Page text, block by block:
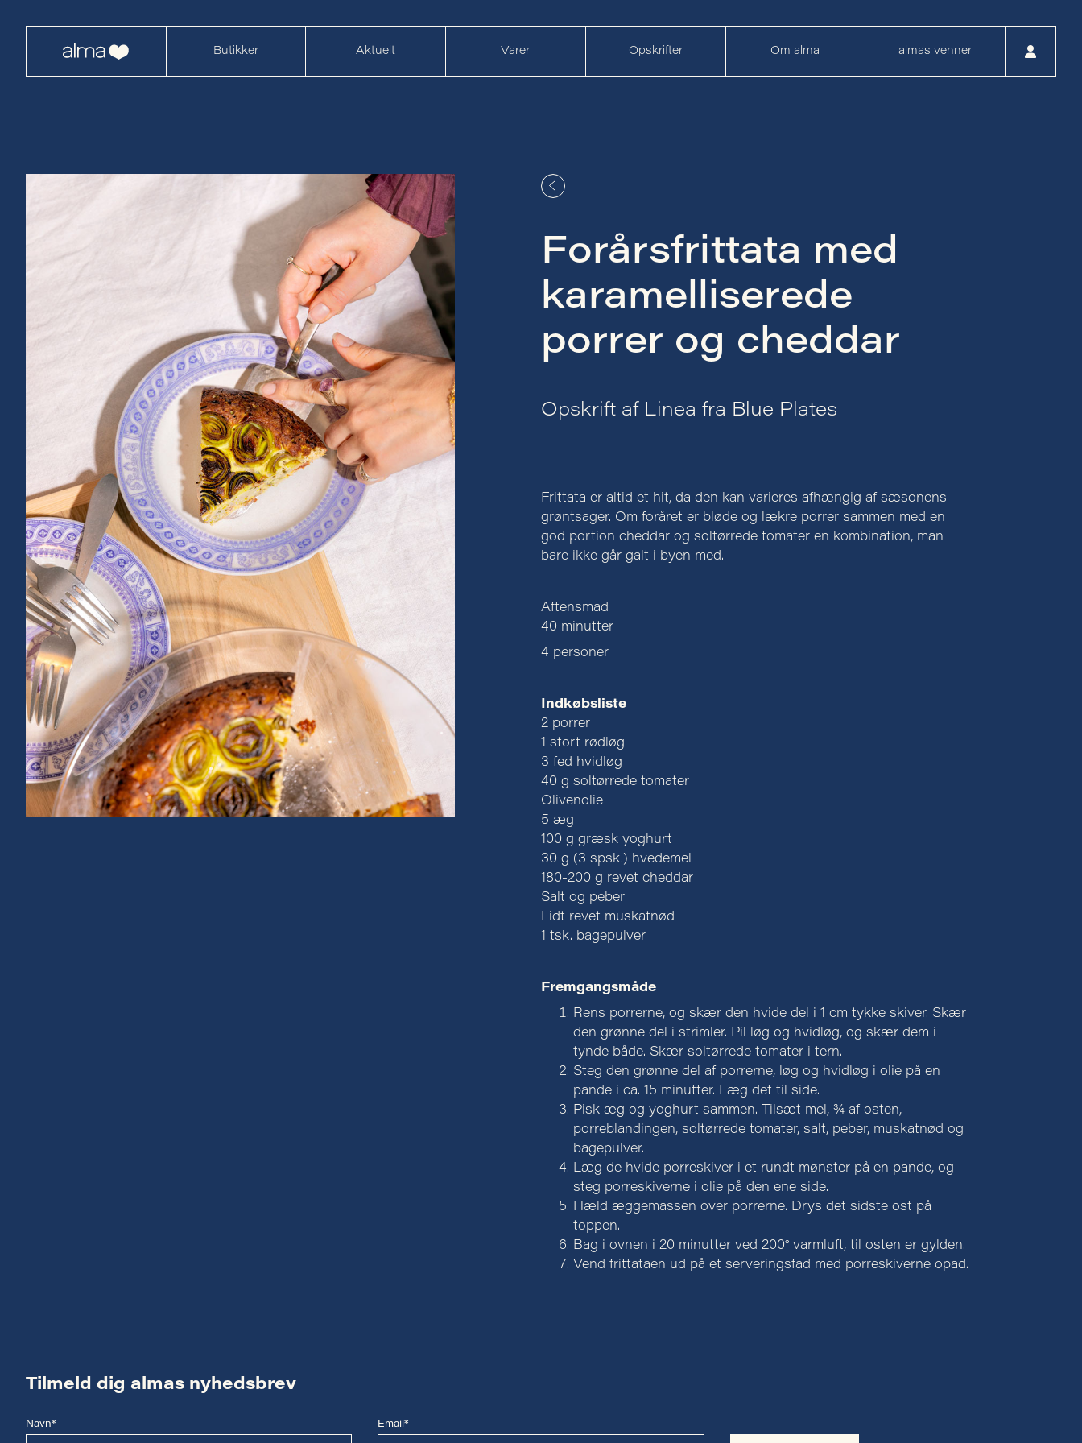
Butikker Aktuelt Varer Opskrifter Om alma almas venner
Forårsfrittata med
karamelliserede
porrer og cheddar
Opskrift af Linea fra Blue Plates
Frittata er altid et hit, da den kan varieres afhængig af sæsonens
grøntsager. Om foråret er bløde og lækre porrer sammen med en
god portion cheddar og soltørrede tomater en kombination, man
bare ikke går galt i byen med.
Aftensmad
40 minutter
4 personer
Indkøbsliste
2 porrer
1 stort rødløg
3 fed hvidløg
40 g soltørrede tomater
Olivenolie
5 æg
100 g græsk yoghurt
30 g (3 spsk.) hvedemel
180-200 g revet cheddar
Salt og peber
Lidt revet muskatnød
1 tsk. bagepulver
Fremgangsmåde
Rens porrerne, og skær den hvide del i 1 cm tykke skiver. Skær
den grønne del i strimler. Pil løg og hvidløg, og skær dem i
tynde både. Skær soltørrede tomater i tern.
Steg den grønne del af porrerne, løg og hvidløg i olie på en
pande i ca. 15 minutter. Læg det til side.
Pisk æg og yoghurt sammen. Tilsæt mel, ¾ af osten,
porreblandingen, soltørrede tomater, salt, peber, muskatnød og
bagepulver.
Læg de hvide porreskiver i et rundt mønster på en pande, og
steg porreskiverne i olie på den ene side.
Hæld æggemassen over porrerne. Drys det sidste ost på
toppen.
Bag i ovnen i 20 minutter ved 200° varmluft, til osten er gylden.
Vend frittataen ud på et serveringsfad med porreskiverne opad.
Tilmeld dig almas nyhedsbrev
Navn* Email*